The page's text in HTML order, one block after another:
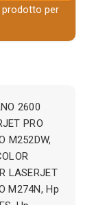
per
2600
PRO
M252DW,
LASERJET
M274N, Hp